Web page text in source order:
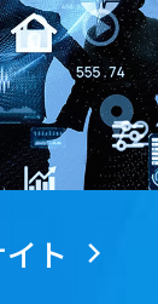
の分野で
います。
ト